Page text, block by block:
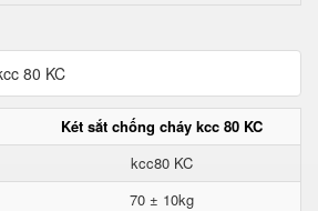
Két sắt chống cháy kcc 80 KC
kcc80 KC
70 ± 10kg